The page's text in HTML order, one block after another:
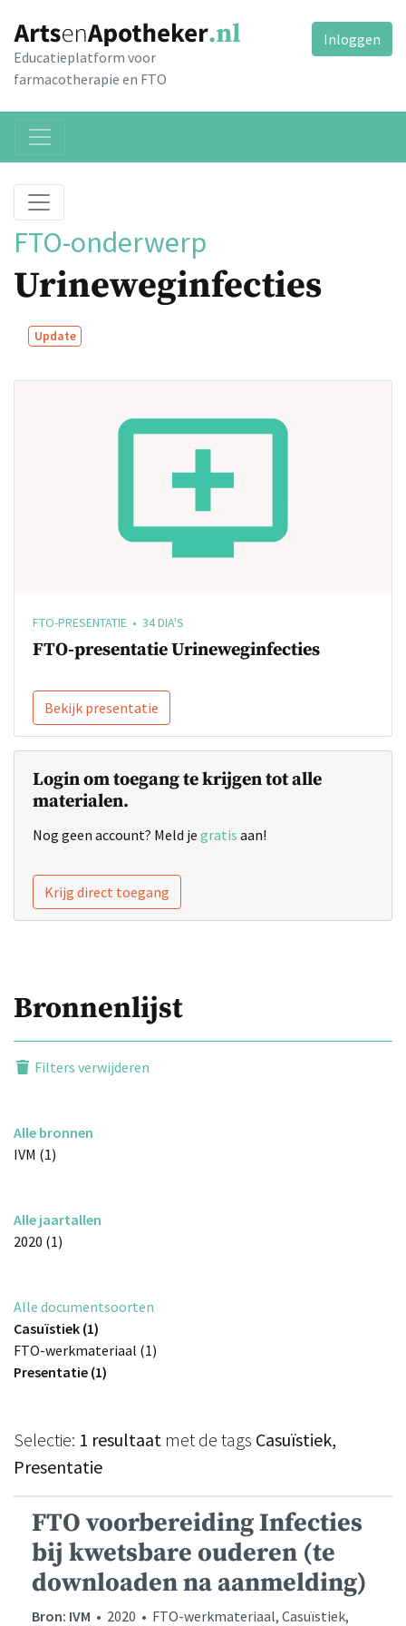
Educatieplatform voor
farmacotherapie en FTO
Inloggen
FTO-onderwerp
Urineweginfecties
Update
FTO-PRESENTATIE • 34 DIA'S
FTO-presentatie Urineweginfecties
Bekijk presentatie
Login om toegang te krijgen tot alle
materialen.
Nog geen account? Meld je gratis aan!
Krijg direct toegang
Bronnenlijst
Filters verwijderen
Alle bronnen
IVM (1)
Alle jaartallen
2020 (1)
Alle documentsoorten
Casuïstiek (1)
FTO-werkmateriaal (1)
Presentatie (1)
Selectie: 1 resultaat met de tags Casuïstiek,
Presentatie
FTO voorbereiding Infecties
bij kwetsbare ouderen (te
downloaden na aanmelding)
Bron: IVM • 2020 • FTO-werkmateriaal, Casuïstiek,